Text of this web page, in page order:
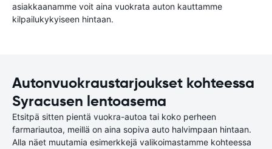
asiakkaanamme voit aina vuokrata auton kauttamme
kilpailukykyiseen hintaan.
Autonvuokraustarjoukset kohteessa
Syracusen lentoasema
Etsitpä sitten pientä vuokra-autoa tai koko perheen
farmariautoa, meillä on aina sopiva auto halvimpaan hintaan.
Alla näet muutamia esimerkkejä valikoimastamme kohteessa